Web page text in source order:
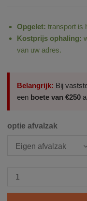
Opgelet: transport is
Kostprijs ophaling:
van uw adres.
Belangrijk: Bij
een boete van €250
optie afvalzak